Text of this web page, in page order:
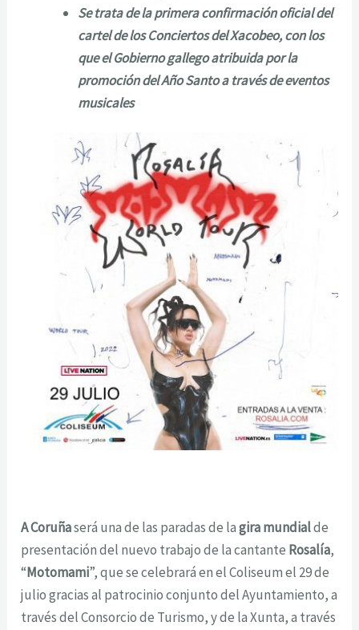
Se trata de la primera confirmación oficial del
cartel de los Conciertos del Xacobeo, con los
que el Gobierno gallego atribuida por la
promoción del Año Santo a través de eventos
musicales
A Coruñaserá una de las paradas de lagira mundialde
presentación del nuevo trabajo de la cantante Rosalía,
“Motomami”, que se celebrará en el Coliseum el 29 de
julio gracias al patrocinio conjunto del Ayuntamiento, a
través del Consorcio de Turismo, y de la Xunta, a través